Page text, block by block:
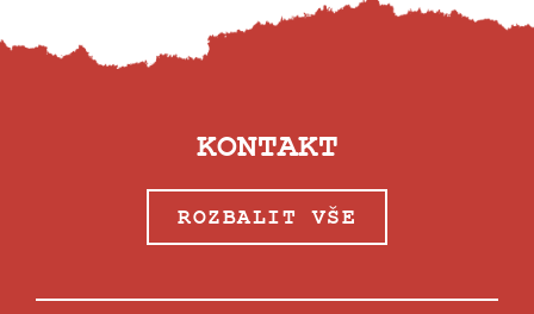
KONTAKT
ROZBALIT VŠE